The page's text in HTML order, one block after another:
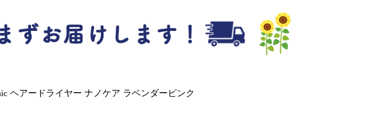
ヘアードライヤー ナノケア ラベンダーピンク